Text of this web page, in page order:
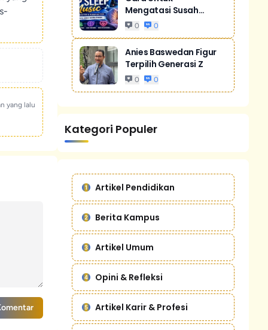
yang lalu
Mengatasi Susah
Tidur Akibat Stres
0 0
Anies Baswedan Figur
Terpilih Generasi Z
0 0
Kategori Populer
Artikel Pendidikan
Berita Kampus
Artikel Umum
Opini & Refleksi
Artikel Karir & Profesi